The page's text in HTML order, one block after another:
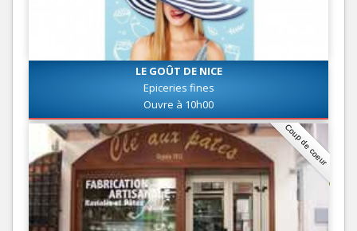
LE GOÛT DE NICE
Epiceries fines
Ouvre à 10h00
Coup de coeur